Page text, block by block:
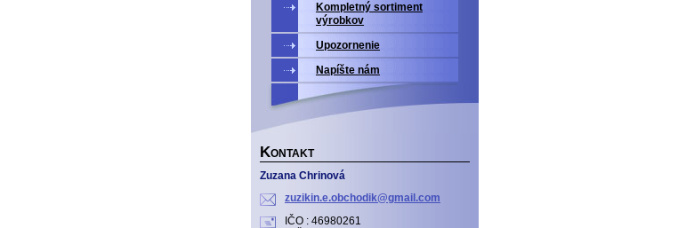
Kompletný sortiment
výrobkov
Upozornenie
Napíšte nám
KONTAKT
Zuzana Chrinová
zuzikin.e.obchod ik@gmail .com
IČO : 46980261